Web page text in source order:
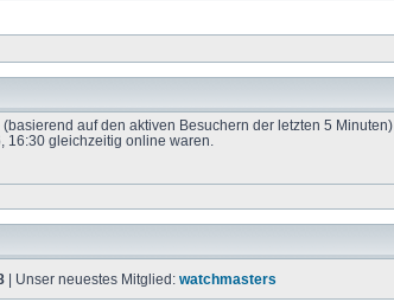
auf den aktiven Besuchern der letzten 5 Minuten)
16:30 gleichzeitig online waren.
| Unser neuestes Mitglied: watchmasters